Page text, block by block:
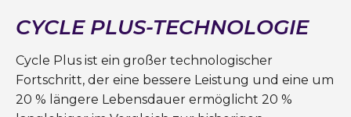
CYCLE PLUS-TECHNOLOGIE
Cycle Plus ist ein großer technologischer
Fortschritt, der eine bessere Leistung und eine um
20 % längere Lebensdauer ermöglicht 20 %